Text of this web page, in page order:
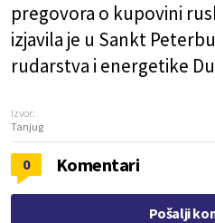
pregovora o kupovini
izjavila je u Sankt
rudarstva i energetike
Izvor:
Tanjug
0 Komentari
Pošalji